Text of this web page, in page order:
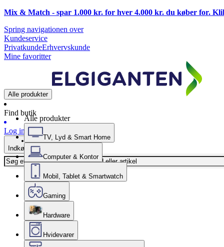
Mix & Match - spar 1.000 kr. for hver 4.000 kr. du køber for.
Spring navigationen over
Kundeservice
PrivatkundeErhvervskunde
Mine favoritter
Alle produkter
Find butik
Log ind
Indkøbskurv
Alle produkter
TV, Lyd & Smart Home
Computer & Kontor
Mobil, Tablet & Smartwatch
Gaming
Hardware
Hvidevarer